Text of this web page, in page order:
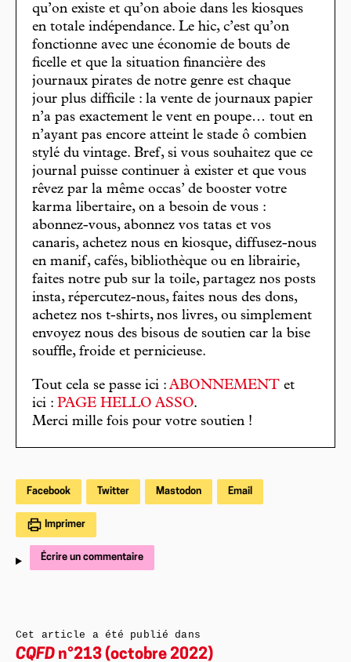
qu’on existe et qu’on aboie dans les kiosques
en totale indépendance. Le hic, c’est qu’on
fonctionne avec une économie de bouts de
ficelle et que la situation financière des
journaux pirates de notre genre est chaque
jour plus difficile : la vente de journaux papier
n’a pas exactement le vent en poupe… tout en
n’ayant pas encore atteint le stade ô combien
stylé du vintage. Bref, si vous souhaitez que ce
journal puisse continuer à exister et que vous
rêvez par la même occas’ de booster votre
karma libertaire, on a besoin de vous :
abonnez-vous, abonnez vos tatas et vos
canaris, achetez nous en kiosque, diffusez-nous
en manif, cafés, bibliothèque ou en librairie,
faites notre pub sur la toile, partagez nos posts
insta, répercutez-nous, faites nous des dons,
achetez nos t-shirts, nos livres, ou simplement
envoyez nous des bisous de soutien car la bise
souffle, froide et pernicieuse.
Tout cela se passe ici : ABONNEMENT et
ici : PAGE HELLO ASSO.
Merci mille fois pour votre soutien !
Facebook Twitter Mastodon Email
Imprimer
Écrire un commentaire
Cet article a été publié dans
CQFD n°213 (octobre 2022)